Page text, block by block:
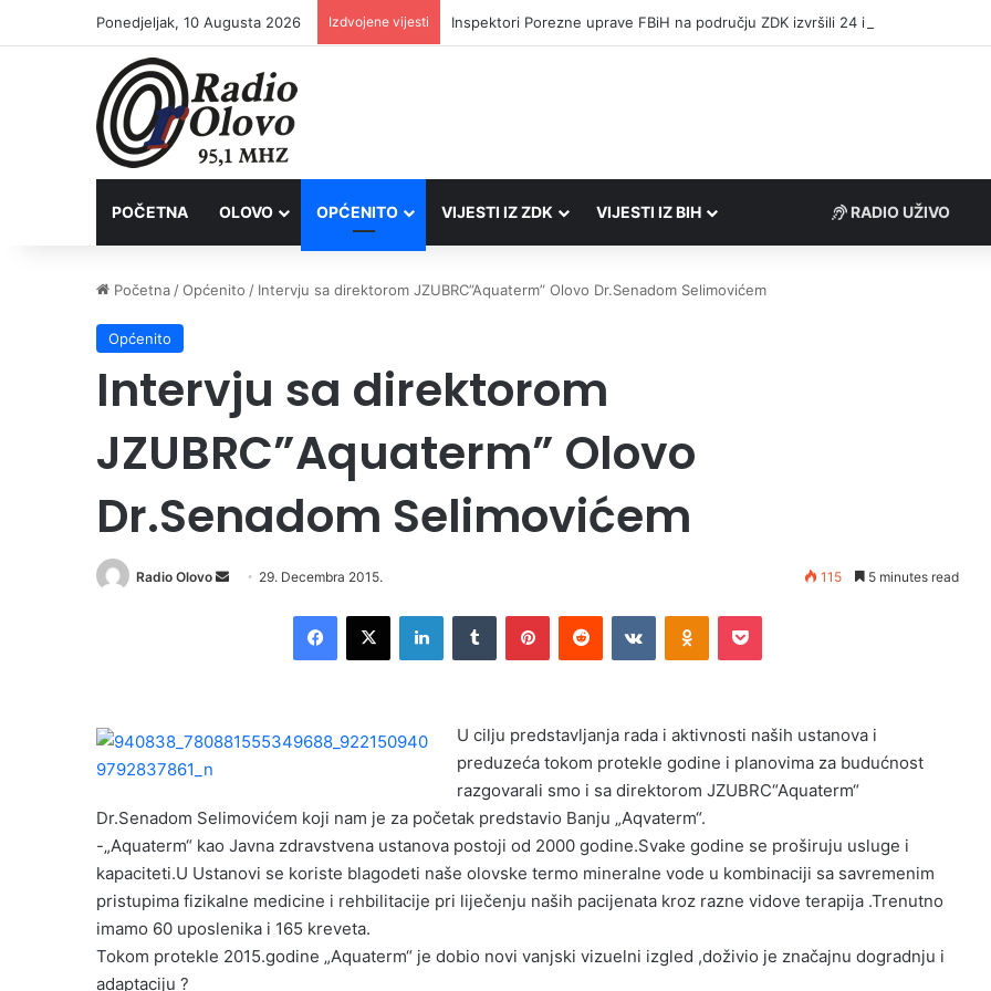
Ponedjeljak, 10 Augusta 2026 Izdvojene vijesti Inspektori Porezne uprave FBiH na području ZDK izvršili 24 inspekcijska
POČETNA OLOVO OPĆENITO VIJESTI IZ ZDK VIJESTI IZ BIH RADIO UŽIVO
Početna /Općenito / Intervju sa direktorom JZUBRC”Aquaterm” Olovo Dr.Senadom Selimovićem
Općenito
Intervju sa direktorom
JZUBRC”Aquaterm” Olovo
Dr.Senadom Selimovićem
Radio Olovo
e
i
29. Decembra 2015. 115 5 minutes read
U cilju predstavljanja rada i aktivnosti naših ustanova i
preduzeća tokom protekle godine i planovima za budućnost
razgovarali smo i sa direktorom JZUBRC“Aquaterm“
Dr.Senadom Selimovićem koji nam je za početak predstavio Banju „Aqvaterm“.
-„Aquaterm“ kao Javna zdravstvena ustanova postoji od 2000 godine.Svake godine se proširuju usluge i
kapaciteti.U Ustanovi se koriste blagodeti naše olovske termo mineralne vode u kombinaciji sa savremenim
pristupima fizikalne medicine i rehbilitacije pri liječenju naših pacijenata kroz razne vidove terapija .Trenutno
imamo 60 uposlenika i 165 kreveta.
Tokom protekle 2015.godine „Aquaterm“ je dobio novi vanjski vizuelni izgled ,doživio je značajnu dogradnju i
adaptaciju ?